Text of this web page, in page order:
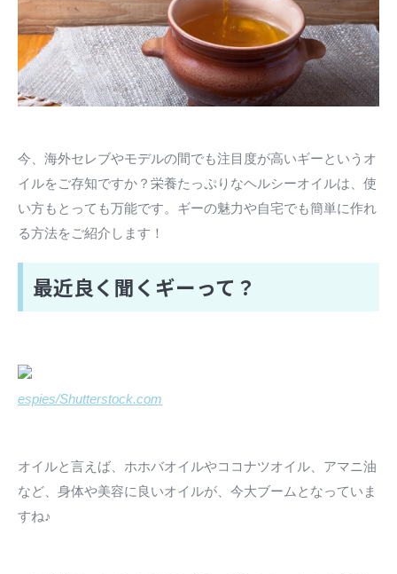
今、海外セレブやモデルの間でも注目度が高いギーというオ
イルをご存知ですか？栄養たっぷりなヘルシーオイルは、使
い方もとっても万能です。ギーの魅力や自宅でも簡単に作れ
る方法をご紹介します！
最近良く聞くギーって？
espies/Shutterstock.com
オイルと言えば、ホホバオイルやココナツオイル、アマニ油
など、身体や美容に良いオイルが、今大ブームとなっていま
すね♪